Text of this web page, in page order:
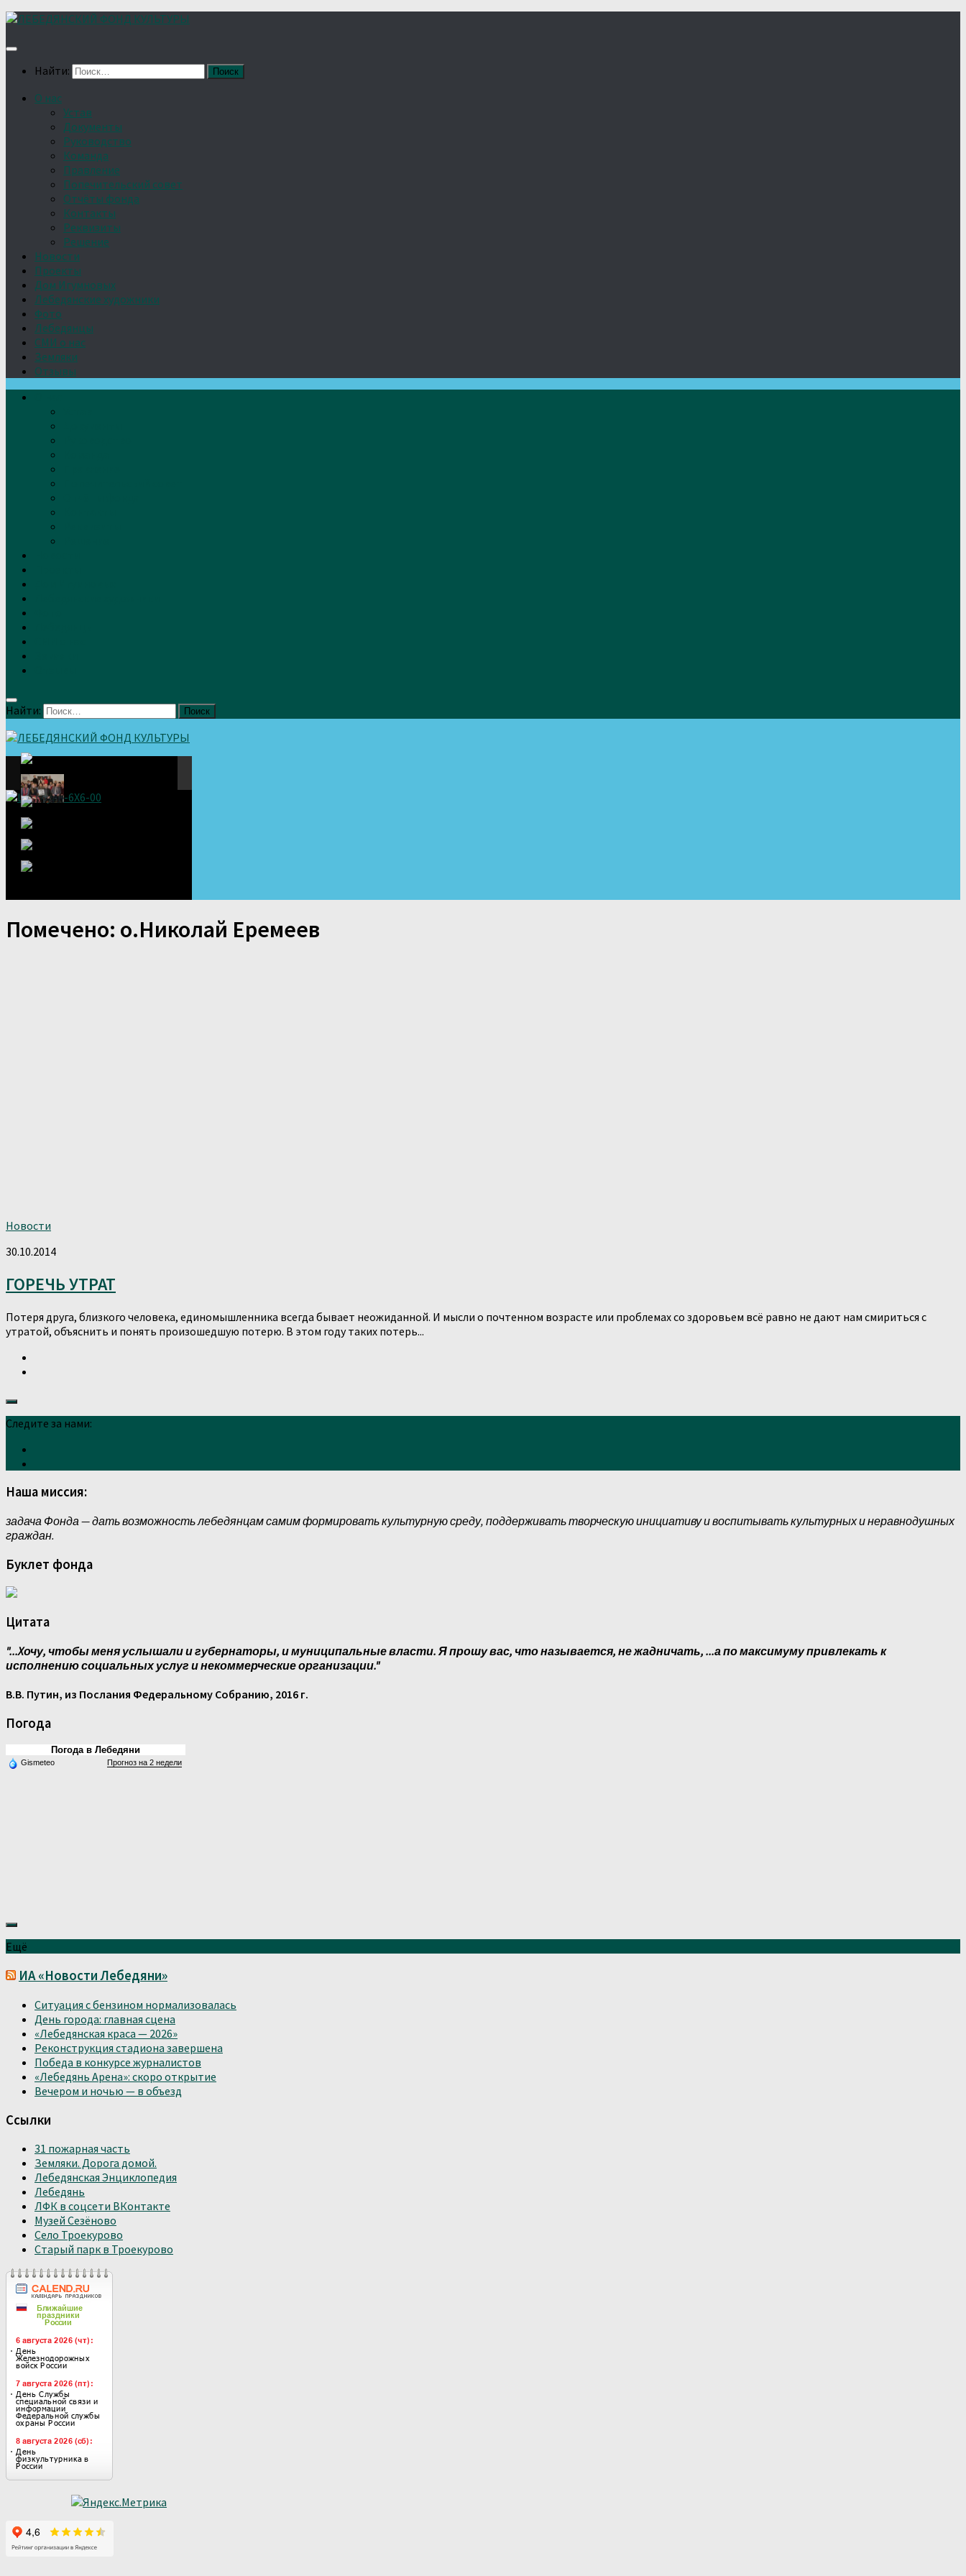
Найти:
О нас
Устав
Документы
Руководство
Команда
Правление
Попечительский совет
Отчёты фонда
Контакты
Реквизиты
Решение
Новости
Проекты
Дом Игумновых
Лебедянские художники
Фото
Лебедянцы
СМИ о нас
Земляки
Отзывы
Найти:
Помечено: о.Николай Еремеев
Новости
30.10.2014
ГОРЕЧЬ УТРАТ
Потеря друга, близкого человека, единомышленника всегда бывает неожиданной. И мысли о почтенном возрасте или проблемах со здоровьем всё равно не дают нам смириться с
утратой, объяснить и понять произошедшую потерю. В этом году таких потерь...
Следите за нами:
Наша миссия:
задача Фонда — дать возможность лебедянцам самим формировать культурную среду, поддерживать творческую инициативу и воспитывать культурных и неравнодушных
граждан.
Буклет фонда
Цитата
"...Xочу, чтобы меня услышали и губернаторы, и муниципальные власти. Я прошу вас, что называется, не жадничать, ...а по максимуму привлекать к
исполнению социальных услуг и некоммерческие организации."
В.В. Путин, из Послания Федеральному Собранию, 2016 г.
Погода
Погода в Лебедяни
Gismeteo Прогноз на 2 недели
Ещё
ИА «Новости Лебедяни»
Ситуация с бензином нормализовалась
День города: главная сцена
«Лебедянская краса — 2026»
Реконструкция стадиона завершена
Победа в конкурсе журналистов
«Лебедянь Арена»: скоро открытие
Вечером и ночью — в объезд
Ссылки
31 пожарная часть
Земляки. Дорога домой.
Лебедянская Энциклопедия
Лебедянь
ЛФК в соцсети ВКонтакте
Музей Сезёново
Село Троекурово
Старый парк в Троекурово